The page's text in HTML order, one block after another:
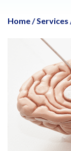
Home/Services